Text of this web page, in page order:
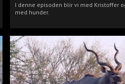
I denne episoden blir vi med Kristoffer
med hunder.